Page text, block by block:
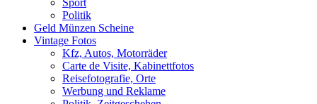
Sport
Politik
Geld Münzen Scheine
Vintage Fotos
Kfz, Autos, Motorräder
Carte de Visite, Kabinettfotos
Reisefotografie, Orte
Werbung und Reklame